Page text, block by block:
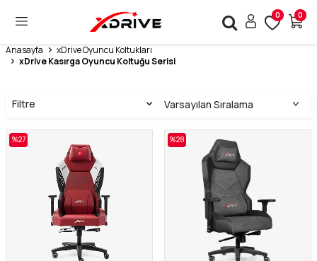
0 0
Anasayfa
xDrive Oyuncu Koltukları
xDrive Kasırga Oyuncu Koltuğu Serisi
Filtre
%27 %28